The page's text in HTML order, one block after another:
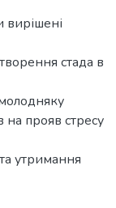
вирішені
стада в
на прояв стресу
утримання